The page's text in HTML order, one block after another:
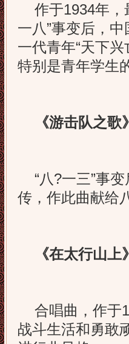
作于1934年，
一八”事变后，
一代青年“天下
特别是青年学生
《游击队之歌
“八?一三”事变
传，作此曲献给
《在太行山上
合唱曲，作于
战斗生活和勇敢